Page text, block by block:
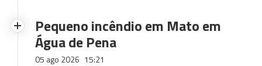
Pequeno incêndio em Mato em
Água de Pena
05 ago 2026 15:21